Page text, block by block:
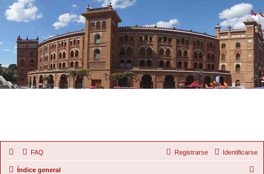
FAQ Identificarse
Registrarse
Índice general